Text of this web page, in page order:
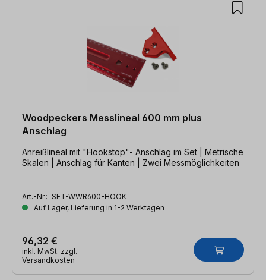
Woodpeckers Messlineal 600 mm plus
Anschlag
Anreißlineal mit "Hookstop"- Anschlag im Set | Metrische
Skalen | Anschlag für Kanten | Zwei Messmöglichkeiten
Art.-Nr.: SET-WWR600-HOOK
Auf Lager, Lieferung in 1-2 Werktagen
96,32 €
inkl. MwSt. zzgl.
Versandkosten